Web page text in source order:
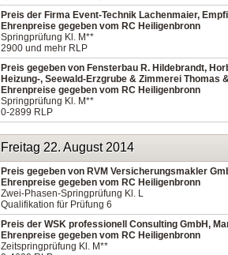
Preis der Firma Event-Technik Lachenmaier,
Ehrenpreise gegeben vom RC Heiligenbronn
Springprüfung Kl. M**
2900 und mehr RLP
Preis gegeben von Fensterbau R. Hildebrandt,
Heizung-, Seewald-Erzgrube & Zimmerei Thomas
Ehrenpreise gegeben vom RC Heiligenbronn
Springprüfung Kl. M**
0-2899 RLP
Freitag 22. August 2014
Preis gegeben von RVM Versicherungsmakler
Ehrenpreise gegeben vom RC Heiligenbronn
Zwei-Phasen-Springprüfung Kl. L
Qualifikation für Prüfung 6
Preis der WSK professionell Consulting GmbH,
Ehrenpreise gegeben vom RC Heiligenbronn
Zeitspringprüfung Kl. M**